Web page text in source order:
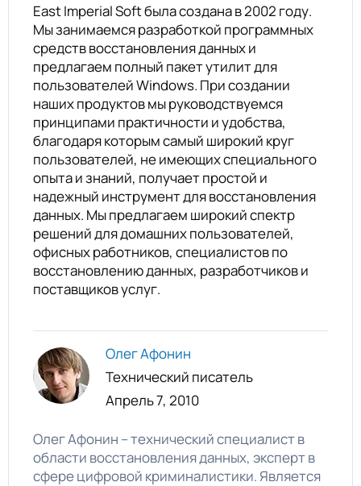
East Imperial Soft была создана в 2002 году.
Мы занимаемся разработкой программных
средств восстановления данных и
предлагаем полный пакет утилит для
пользователей Windows. При создании
наших продуктов мы руководствуемся
принципами практичности и удобства,
благодаря которым самый широкий круг
пользователей, не имеющих специального
опыта и знаний, получает простой и
надежный инструмент для восстановления
данных. Мы предлагаем широкий спектр
решений для домашних пользователей,
офисных работников, специалистов по
восстановлению данных, разработчиков и
поставщиков услуг.
Олег Афонин
Технический писатель
Апрель 7, 2010
Олег Афонин – технический специалист в
области восстановления данных, эксперт в
сфере цифровой криминалистики. Является